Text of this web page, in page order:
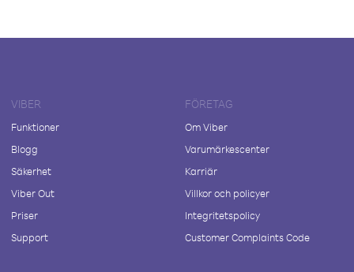
VIBER
Funktioner
Blogg
Säkerhet
Viber Out
Priser
Support
FÖRETAG
Om Viber
Varumärkescenter
Karriär
Villkor och policyer
Integritetspolicy
Customer Complaints Code